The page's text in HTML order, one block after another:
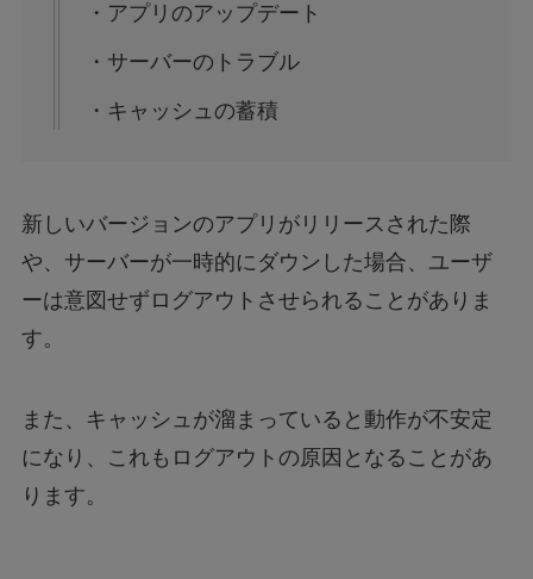
・アプリのアップデート
・サーバーのトラブル
・キャッシュの蓄積
新しいバージョンのアプリがリリースされた際
や、サーバーが一時的にダウンした場合、ユーザ
ーは意図せずログアウトさせられることがありま
す。
また、キャッシュが溜まっていると動作が不安定
になり、これもログアウトの原因となることがあ
ります。